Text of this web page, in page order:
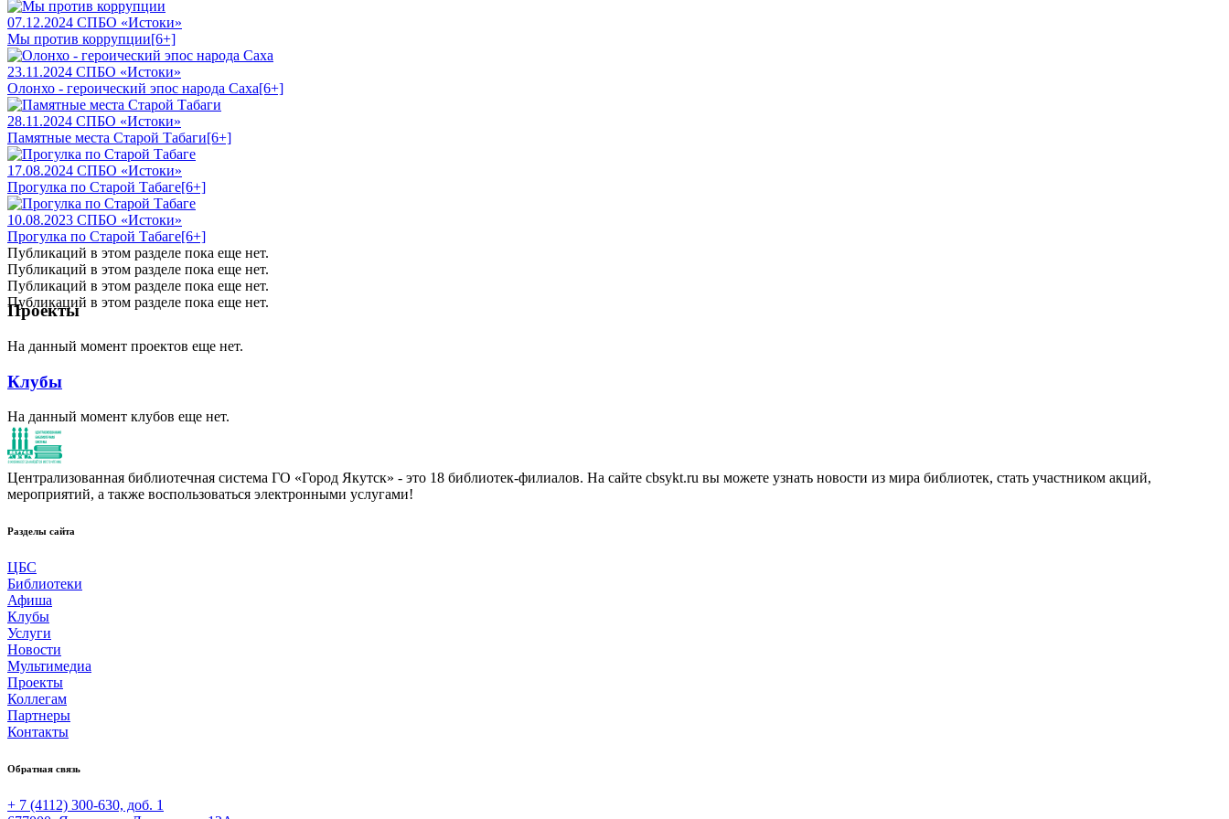
07.12.2024 СПБО «Истоки»
Мы против коррупции[6+]
23.11.2024 СПБО «Истоки»
Олонхо - героический эпос народа Саха[6+]
28.11.2024 СПБО «Истоки»
Памятные места Старой Табаги[6+]
17.08.2024 СПБО «Истоки»
Прогулка по Старой Табаге[6+]
10.08.2023 СПБО «Истоки»
Прогулка по Старой Табаге[6+]
Публикаций в этом разделе пока еще нет.
Публикаций в этом разделе пока еще нет.
Публикаций в этом разделе пока еще нет.
Публикаций в этом разделе пока еще нет.
Проекты
На данный момент проектов еще нет.
Клубы
На данный момент клубов еще нет.
Централизованная библиотечная система ГО «Город Якутск» - это 18 библиотек-филиалов. На сайте cbsykt.ru вы можете узнать новости из мира библиотек, стать участником акций,
мероприятий, а также воспользоваться электронными услугами!
Разделы сайта
ЦБС
Библиотеки
Афиша
Клубы
Услуги
Новости
Мультимедиа
Проекты
Коллегам
Партнеры
Контакты
Обратная связь
+ 7 (4112) 300-630, доб. 1